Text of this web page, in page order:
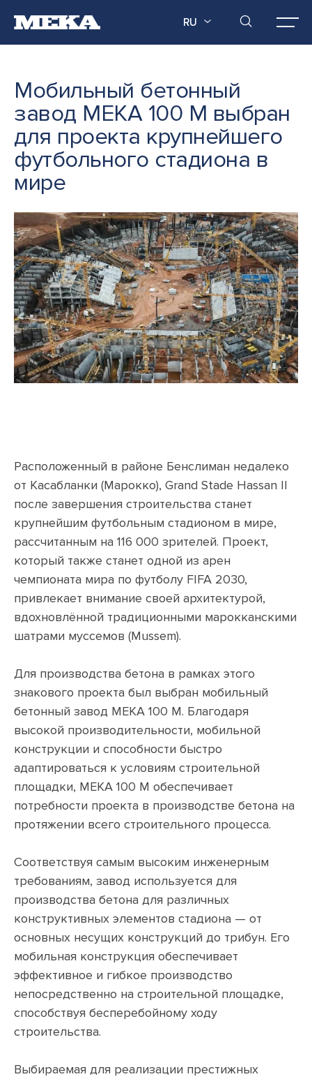
RU
Мобильный бетонный
завод MEKA 100 M выбран
для проекта крупнейшего
футбольного стадиона в
мире
Расположенный в районе Бенслиман недалеко
от Касабланки (Марокко), Grand Stade Hassan II
после завершения строительства станет
крупнейшим футбольным стадионом в мире,
рассчитанным на 116 000 зрителей. Проект,
который также станет одной из арен
чемпионата мира по футболу FIFA 2030,
привлекает внимание своей архитектурой,
вдохновлённой традиционными марокканскими
шатрами муссемов (Mussem).
Для производства бетона в рамках этого
знакового проекта был выбран мобильный
бетонный завод MEKA 100 M. Благодаря
высокой производительности, мобильной
конструкции и способности быстро
адаптироваться к условиям строительной
площадки, MEKA 100 M обеспечивает
потребности проекта в производстве бетона на
протяжении всего строительного процесса.
Соответствуя самым высоким инженерным
требованиям, завод используется для
производства бетона для различных
конструктивных элементов стадиона — от
основных несущих конструкций до трибун. Его
мобильная конструкция обеспечивает
эффективное и гибкое производство
непосредственно на строительной площадке,
способствуя бесперебойному ходу
строительства.
Выбираемая для реализации престижных